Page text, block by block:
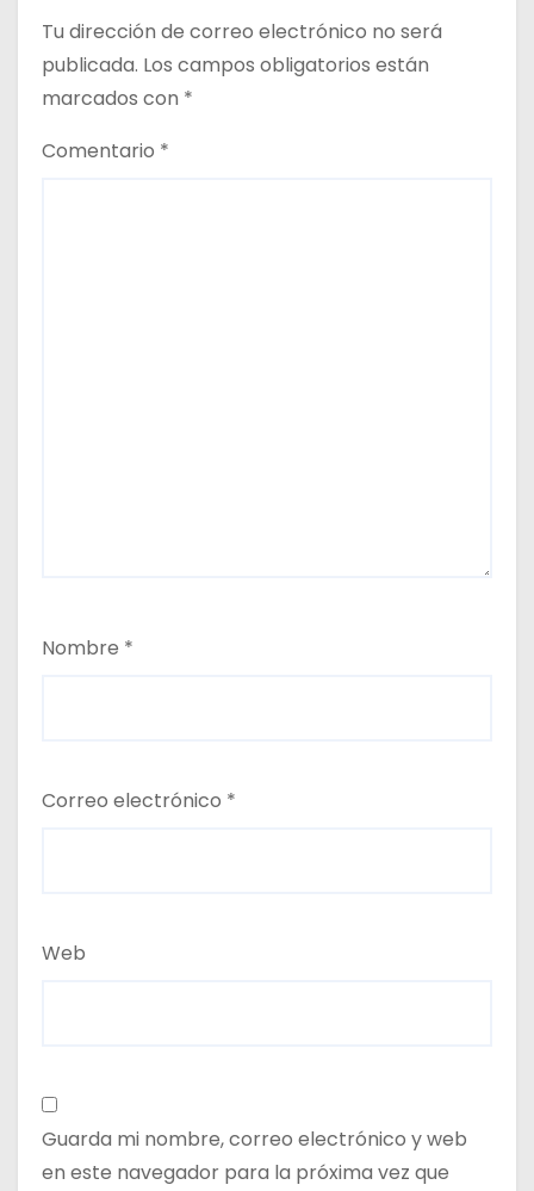
d
a
Tu dirección de correo electrónico no será
publicada. Los campos obligatorios están
marcados con *
Comentario *
Nombre *
Correo electrónico *
Web
Guarda mi nombre, correo electrónico y web
en este navegador para la próxima vez que